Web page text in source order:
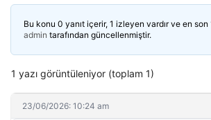
Bu konu 0 yanıt içerir, 1 izleyen vardır ve en son
admin tarafından güncellenmiştir.
1 yazı görüntüleniyor (toplam 1)
23/06/2026: 10:24 am